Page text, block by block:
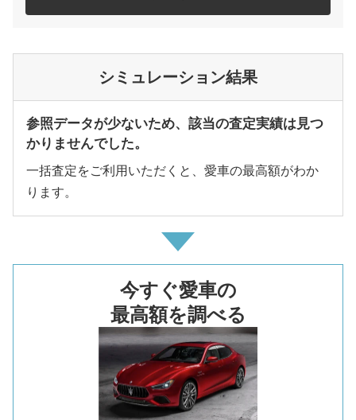
シミュレーション結果
参照データが少ないため、該当の査定実績は見つ
かりませんでした。
一括査定をご利用いただくと、愛車の最高額がわか
ります。
今すぐ愛車の
最高額を調べる